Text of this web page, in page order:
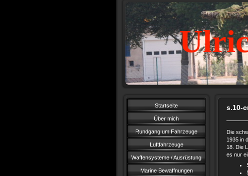
Startseite
Über mich
Rundgang um Fahrzeuge
Luftfahrzeuge
Waffensysteme / Ausrüstung
Marine Bewaffnungen
s.10-
Die
1935 in
18. Die
es nur